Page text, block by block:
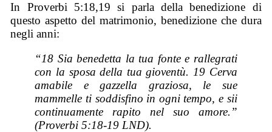
In Proverbi 5:18,19 si parla della benedizione di
questo aspetto del matrimonio, benedizione che dura
negli anni:
“18 Sia benedetta la tua fonte e rallegrati
con la sposa della tua gioventù. 19 Cerva
amabile e gazzella graziosa, le sue
mammelle ti soddisfino in ogni tempo, e sii
continuamente rapito nel suo amore.”
(Proverbi 5:18-19 LND).